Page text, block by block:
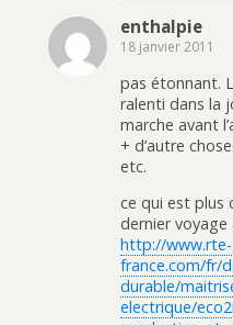
enthalpie
18 janvier 2011
pas étonnant.
ralenti dans la
marche avant
+ d’autre
etc.
ce qui est plus
dernier
http://www.rte-
france.com/fr/
durable/
electrique/